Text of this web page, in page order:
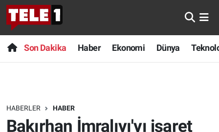
Son Dakika Haber Ekonomi Dünya
HABERLER HABER
Bakırhan İmralıyı'yı işaret
Anında Manşet
Başka Sohbetler
Bilim turu
Son Dakika
Haber
Dünya
Nöbetçi Eczaneler
Hava Durumu
Trafik Durumu